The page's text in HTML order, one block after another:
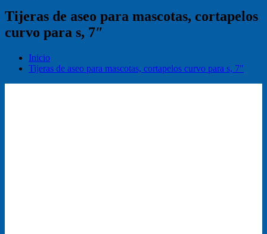
Tijeras de aseo para mascotas, cortapelos
curvo para s, 7″
Inicio
Tijeras de aseo para mascotas, cortapelos curvo para s, 7″